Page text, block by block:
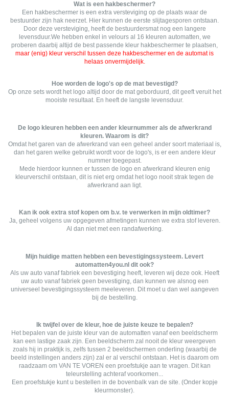
Wat is een hakbeschermer?
Een hakbeschermer is een extra versteviging op de plaats waar de
bestuurder zijn hak neerzet. Hier kunnen de eerste slijtagesporen ontstaan.
Door deze versteviging, heeft de bestuurdersmat nog een langere
levensduur.We hebben enkel in velours al 16 kleuren automatten, we
proberen daarbij altijd de best passende kleur hakbeschermer te plaatsen,
maar (enig) kleur verschil tussen deze hakbeschermer en de automat is
helaas onvermijdelijk.
Hoe worden de logo's op de mat bevestigd?
Op onze sets wordt het logo altijd door de mat geborduurd, dit geeft veruit het
mooiste resultaat. En heeft de langste levensduur.
De logo kleuren hebben een ander kleurnummer als de afwerkrand
kleuren. Waarom is dit?
Omdat het garen van de afwerkrand van een geheel ander soort materiaal is,
dan het garen welke gebruikt wordt voor de logo's, is er een andere kleur
nummer toegepast.
Mede hierdoor kunnen er tussen de logo en afwerkrand kleuren enig
kleurverschil ontstaan, dit is niet erg omdat het logo nooit strak tegen de
afwerkrand aan ligt.
Kan ik ook extra stof kopen om b.v. te verwerken in mijn oldtimer?
Ja, geheel volgens uw opgegeven afmetingen kunnen we extra stof leveren.
Al dan niet met een randafwerking.
Mijn huidige matten hebben een bevestigingssysteem. Levert
automatten4you.nl dit ook?
Als uw auto vanaf fabriek een bevestiging heeft, leveren wij deze ook. Heeft
uw auto vanaf fabriek geen bevestiging, dan kunnen we alsnog een
universeel bevestigingssysteem meeleveren. Dit moet u dan wel aangeven
bij de bestelling.
Ik twijfel over de kleur, hoe de juiste keuze te bepalen?
Het bepalen van de juiste kleur van de automatten vanaf een beeldscherm
kan een lastige zaak zijn. Een beeldscherm zal nooit de kleur weergeven
zoals hij in praktijk is, zelfs tussen 2 beeldschermen onderling (waarbij de
beeld instellingen anders zijn) zal er al verschil ontstaan. Het is daarom om
raadzaam om VAN TE VOREN een proefstukje aan te vragen. Dit kan
teleurstelling achteraf voorkomen...
Een proefstukje kunt u bestellen in de bovenbalk van de site. (Onder kopje
kleurmonster).